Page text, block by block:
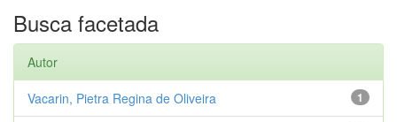
Busca facetada
Autor
1
Vacarin, Pietra Regina de Oliveira